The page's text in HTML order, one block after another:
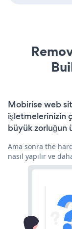
Mobirise web
işletmelerinizin
büyük zorluğun
Ama sonra the
nasıl yapılır ve